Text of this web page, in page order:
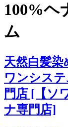
100%ヘ
ム
天然白髪
ワンシス
門店 [【ソ
ナ専門店]